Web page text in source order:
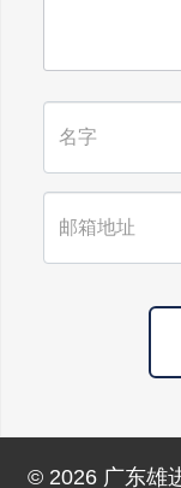
© 2026 广东雄